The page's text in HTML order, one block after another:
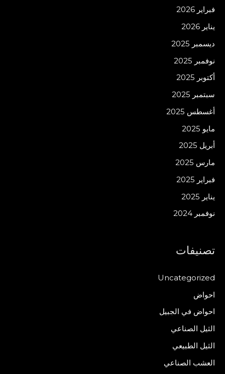
فبراير 2026
يناير 2026
ديسمبر 2025
نوفمبر 2025
أكتوبر 2025
سبتمبر 2025
أغسطس 2025
مايو 2025
أبريل 2025
مارس 2025
فبراير 2025
يناير 2025
نوفمبر 2024
تصنيفات
Uncategorized
احواض
احواض في الجبيل
الثيل الصناعي
الثيل الطبيعي
العشب الصناعي